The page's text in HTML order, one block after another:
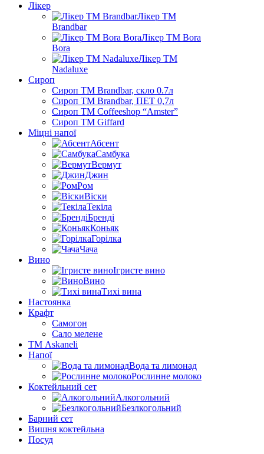
Лікер
Лікер ТМ
Brandbar
Лікер ТМ Bora
Bora
Лікер ТМ
Nadaluxe
Сироп
Сироп TM Brandbar, скло 0.7л
Сироп TM Brandbar, ПЕТ 0,7л
Сироп TM Coffeeshop “Amster”
Сироп TM Giffard
Міцні напої
Абсент
Самбука
Вермут
Джин
Ром
Віски
Текіла
Бренді
Коньяк
Горілка
Чача
Вино
Ігристе вино
Вино
Тихі вина
Настоянка
Крафт
Самогон
Сало мелене
ТМ Askaneli
Напої
Вода та лимонад
Рослинне молоко
Коктейльний сет
Алкогольний
Безлкогольний
Барний сет
Вишня коктейльна
Посуд